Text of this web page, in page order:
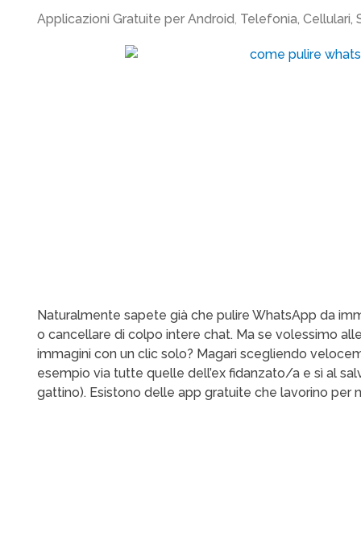
Applicazioni Gratuite per Android, Telefonia, Cellulari,
Naturalmente sapete già che pulire WhatsApp da
o cancellare di colpo intere chat. Ma se volessimo
immagini con un clic solo? Magari scegliendo
esempio via tutte quelle dell’ex fidanzato/a e sì al
gattino). Esistono delle app gratuite che lavorino per